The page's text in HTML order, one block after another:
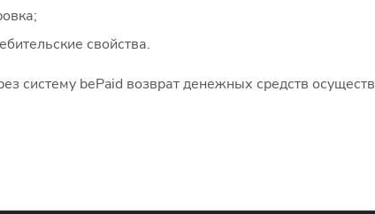
свойства.
систему bePaid возврат денежных средств